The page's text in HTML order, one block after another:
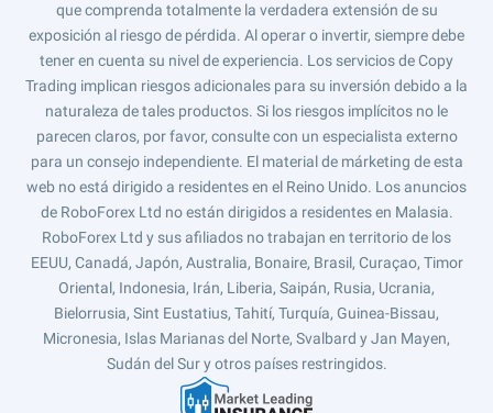
que comprenda totalmente la verdadera extensión de su
exposición al riesgo de pérdida. Al operar o invertir, siempre debe
tener en cuenta su nivel de experiencia. Los servicios de Copy
Trading implican riesgos adicionales para su inversión debido a la
naturaleza de tales productos. Si los riesgos implícitos no le
parecen claros, por favor, consulte con un especialista externo
para un consejo independiente. El material de márketing de esta
web no está dirigido a residentes en el Reino Unido. Los anuncios
de RoboForex Ltd no están dirigidos a residentes en Malasia.
RoboForex Ltd y sus afiliados no trabajan en territorio de los
EEUU, Canadá, Japón, Australia, Bonaire, Brasil, Curaçao, Timor
Oriental, Indonesia, Irán, Liberia, Saipán, Rusia, Ucrania,
Bielorrusia, Sint Eustatius, Tahití, Turquía, Guinea-Bissau,
Micronesia, Islas Marianas del Norte, Svalbard y Jan Mayen,
Sudán del Sur y otros países restringidos.